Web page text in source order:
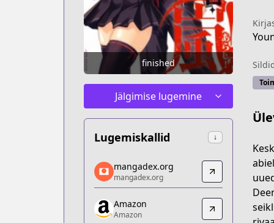
finished
Jälgimise lugemine
Lugemiskallid ↓
mangadex.org
mangadex.org
https://mangadex.org/title/906bc40b-
Amazon
mangadex.org
mangadex.org
Amazon
Amazon